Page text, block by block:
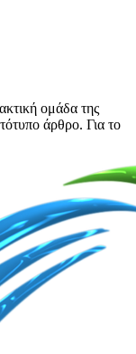
ομάδα της
άρθρο. Για το